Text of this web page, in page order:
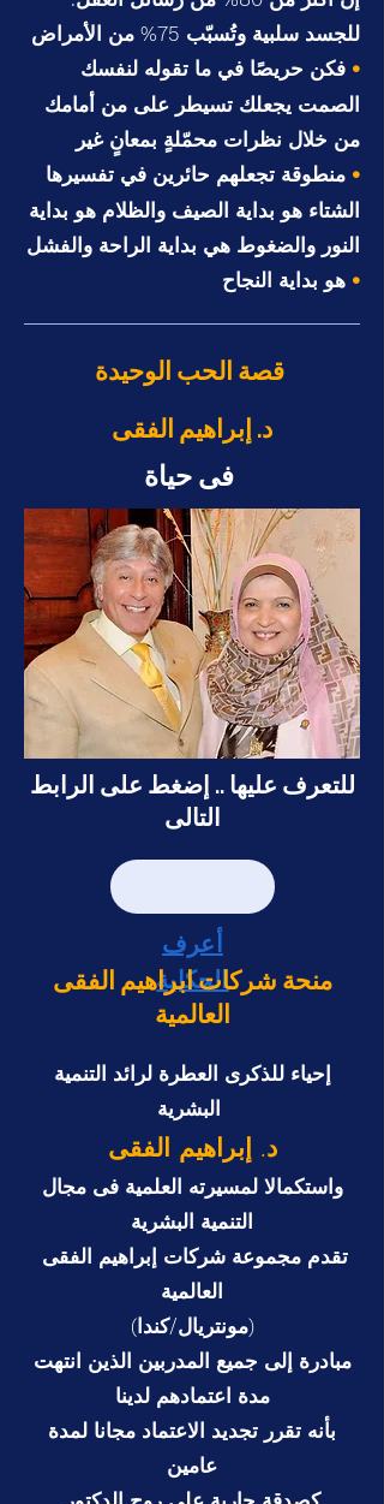
للجسد سلبية وتُسبّب 75% من الأمراض
فكن حريصًا في ما تقوله لنفسك •
الصمت يجعلك تسيطر على من أمامك
من خلال نظرات محمّلةٍ بمعانٍ غير
منطوقة تجعلهم حائرين في تفسيرها •
الشتاء هو بداية الصيف والظلام هو بداية
النور والضغوط هي بداية الراحة والفشل
هو بداية النجاح •
د. إبراهيم الفقى
للتعرف عليها .. إضغط على الرابط
التالى
أعرف
الحكاية
منحة شركات ابراهيم الفقى
العالمية
إحياء للذكرى العطرة لرائد التنمية
د. إبراهيم الفقى
واستكمالا لمسيرته العلمية فى مجال
التنمية البشرية
تقدم مجموعة شركات إبراهيم الفقى
العالمية
(مونتريال/كندا)
مبادرة إلى جميع المدربين الذين انتهت
مدة اعتمادهم لدينا
بأنه تقرر تجديد الاعتماد مجانا لمدة
عامين